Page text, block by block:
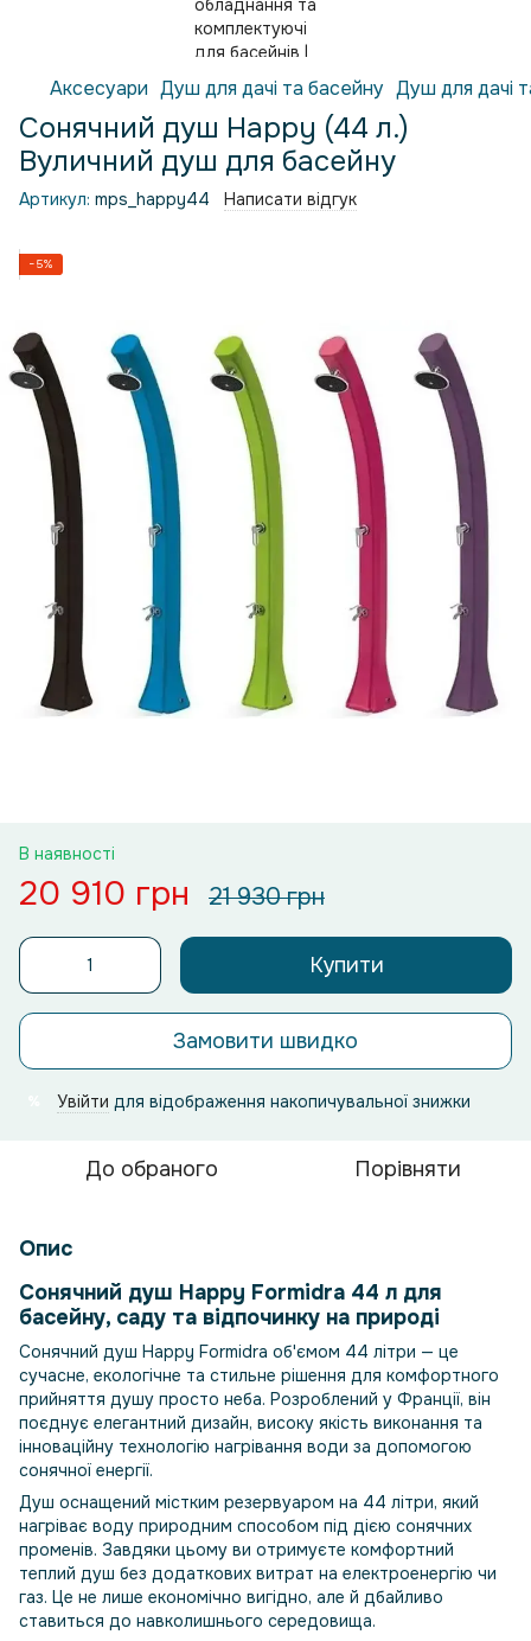
Аксесуари Душ для дачі та басейну Душ для дачі
Сонячний душ Happy (44 л.)
Вуличний душ для басейну
Артикул: mps_happy44 Написати відгук
−5%
В наявності
20 910 грн 21 930 грн
Купити
Замовити швидко
Увійти для відображення накопичувальної знижки
До обраного Порівняти
Опис
Сонячний душ Happy Formidra 44 л для
басейну, саду та відпочинку на природі
Сонячний душ Happy Formidra об'ємом 44 літри — це
сучасне, екологічне та стильне рішення для комфортного
прийняття душу просто неба. Розроблений у Франції, він
поєднує елегантний дизайн, високу якість виконання та
інноваційну технологію нагрівання води за допомогою
сонячної енергії.
Душ оснащений містким резервуаром на 44 літри, який
нагріває воду природним способом під дією сонячних
променів. Завдяки цьому ви отримуєте комфортний
теплий душ без додаткових витрат на електроенергію чи
газ. Це не лише економічно вигідно, але й дбайливо
ставиться до навколишнього середовища.